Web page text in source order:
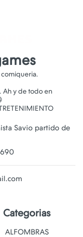
Ah y de todo en
Savio partido de
Categorias
ALFOMBRAS